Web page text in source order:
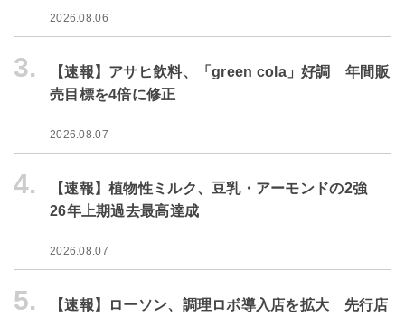
2026.08.06
3.
【速報】アサヒ飲料、「green cola」好調 年間販
売目標を4倍に修正
2026.08.07
4.
【速報】植物性ミルク、豆乳・アーモンドの2強
26年上期過去最高達成
2026.08.07
5.
【速報】ローソン、調理ロボ導入店を拡大 先行店